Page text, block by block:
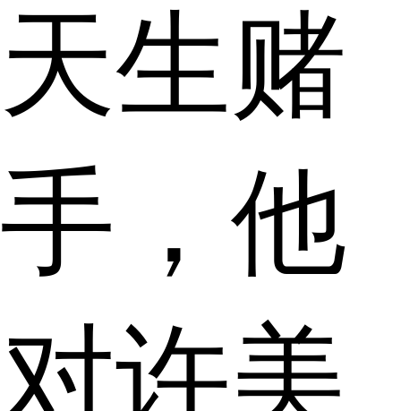
天生赌
手，他
对许美